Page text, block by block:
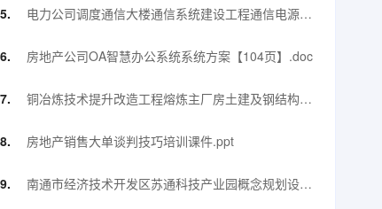
电力公司调度通信大楼通信系统建设工程通信电源施
工措施及方案【52页】.docx
房地产公司OA智慧办公系统系统方案【104页】.doc
铜冶炼技术提升改造工程熔炼主厂房土建及钢结构工
程钢结构施工方案【90页】.doc
房地产销售大单谈判技巧培训课件.ppt
南通市经济技术开发区苏通科技产业园概念规划设计